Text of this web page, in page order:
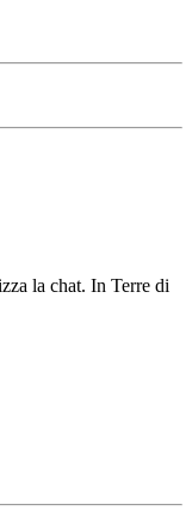
la chat. In Terre di